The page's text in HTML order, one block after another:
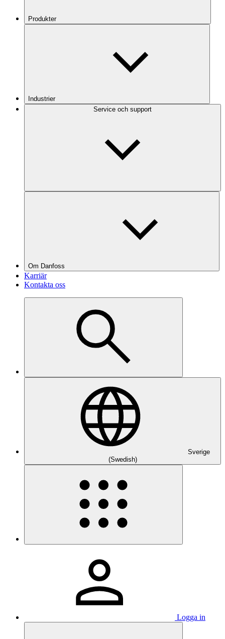
Produkter
Industrier
Service och support
Om Danfoss
Karriär
Kontakta oss
Sverige
(Swedish)
Logga in